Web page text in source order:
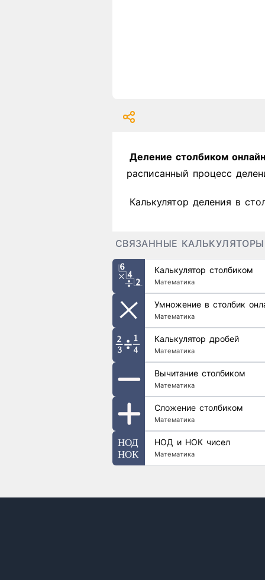
Деление столбиком онлайн
расписанный процесс
Калькулятор деления в
СВЯЗАННЫЕ КАЛЬКУЛЯТОРЫ
Калькулятор столбиком
Математика
Умножение в столбик
Математика
Калькулятор дробей
Математика
Вычитание столбиком
Математика
Сложение столбиком
Математика
НОД и НОК чисел
Математика